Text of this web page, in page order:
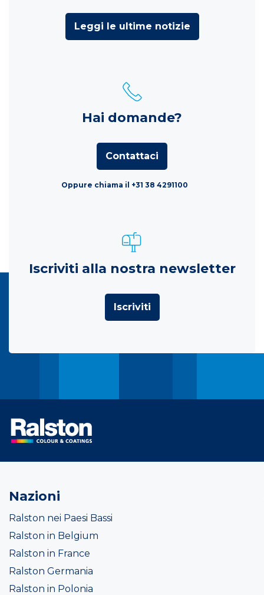
Leggi le ultime notizie
Hai domande?
Contattaci
Oppure chiama il +31 38 4291100
Iscriviti alla nostra newsletter
Iscriviti
Nazioni
Ralston nei Paesi Bassi
Ralston in Belgium
Ralston in France
Ralston Germania
Ralston in Polonia